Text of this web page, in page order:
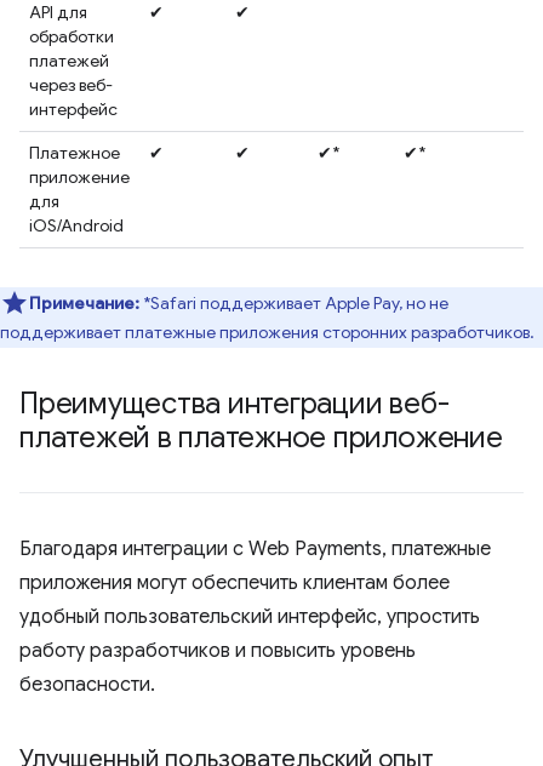
API для
обработки
платежей
через веб-
интерфейс
✔ ✔
Платежное
приложение
для
iOS/Android
✔ ✔ ✔* ✔*
Примечание: *Safari поддерживает Apple Pay, но не
поддерживает платежные приложения сторонних разработчиков.
Преимущества интеграции веб-
платежей в платежное приложение
Благодаря интеграции с Web Payments, платежные
приложения могут обеспечить клиентам более
удобный пользовательский интерфейс, упростить
работу разработчиков и повысить уровень
безопасности.
Улучшенный пользовательский опыт